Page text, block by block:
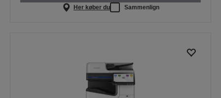
Her køber du Sammenlign